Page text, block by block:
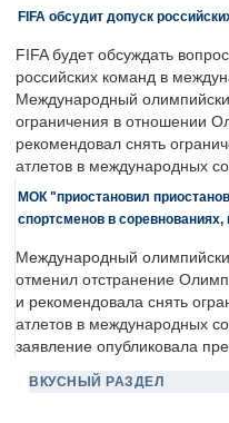
FIFA обсудит допуск
FIFA будет обсуждать
российских команд в
Международный
ограничения в отношении
рекомендовал снять
атлетов в международных
МОК "приостановил
спортсменов в
Международный
отменил отстранение
и рекомендовала снять
атлетов в международных
заявление опубликовала
ВКУСНЫЙ РАЗДЕЛ